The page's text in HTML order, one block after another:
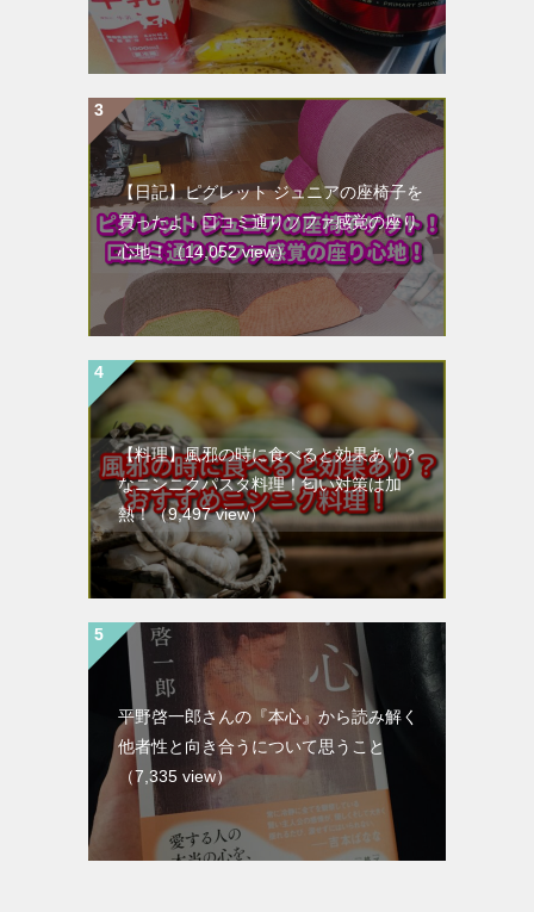
【日記】ピグレット ジュニアの座椅子を
買ったよ！口コミ通りソファ感覚の座り
心地！（14,052 view）
【料理】風邪の時に食べると効果あり？
なニンニクパスタ料理！匂い対策は加
熱！（9,497 view）
平野啓一郎さんの『本心』から読み解く
他者性と向き合うについて思うこと
（7,335 view）